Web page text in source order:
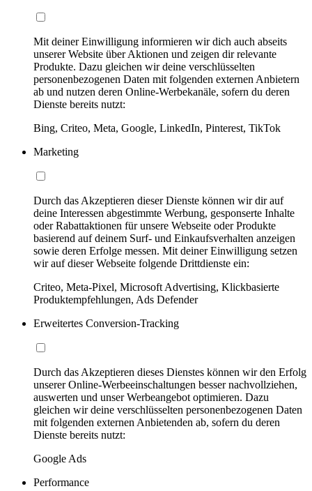
Mit deiner Einwilligung informieren wir dich auch abseits
unserer Website über Aktionen und zeigen dir relevante
Produkte. Dazu gleichen wir deine verschlüsselten
personenbezogenen Daten mit folgenden externen Anbietern
ab und nutzen deren Online-Werbekanäle, sofern du deren
Dienste bereits nutzt:
Bing, Criteo, Meta, Google, LinkedIn, Pinterest, TikTok
Marketing
Durch das Akzeptieren dieser Dienste können wir dir auf
deine Interessen abgestimmte Werbung, gesponserte Inhalte
oder Rabattaktionen für unsere Webseite oder Produkte
basierend auf deinem Surf- und Einkaufsverhalten anzeigen
sowie deren Erfolge messen. Mit deiner Einwilligung setzen
wir auf dieser Webseite folgende Drittdienste ein:
Criteo, Meta-Pixel, Microsoft Advertising, Klickbasierte
Produktempfehlungen, Ads Defender
Erweitertes Conversion-Tracking
Durch das Akzeptieren dieses Dienstes können wir den Erfolg
unserer Online-Werbeeinschaltungen besser nachvollziehen,
auswerten und unser Werbeangebot optimieren. Dazu
gleichen wir deine verschlüsselten personenbezogenen Daten
mit folgenden externen Anbietenden ab, sofern du deren
Dienste bereits nutzt:
Google Ads
Performance